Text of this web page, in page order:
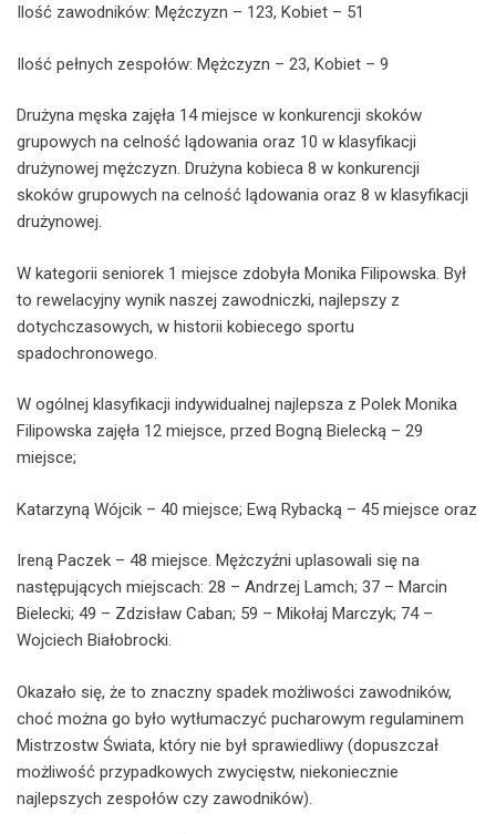
Ilość zawodników: Mężczyzn – 123, Kobiet – 51
Ilość pełnych zespołów: Mężczyzn – 23, Kobiet – 9
Drużyna męska zajęła 14 miejsce w konkurencji skoków
grupowych na celność lądowania oraz 10 w klasyfikacji
drużynowej mężczyzn. Drużyna kobieca 8 w konkurencji
skoków grupowych na celność lądowania oraz 8 w klasyfikacji
drużynowej.
W kategorii seniorek 1 miejsce zdobyła Monika Filipowska. Był
to rewelacyjny wynik naszej zawodniczki, najlepszy z
dotychczasowych, w historii kobiecego sportu
spadochronowego.
W ogólnej klasyfikacji indywidualnej najlepsza z Polek Monika
Filipowska zajęła 12 miejsce, przed Bogną Bielecką – 29
miejsce;
Katarzyną Wójcik – 40 miejsce; Ewą Rybacką – 45 miejsce oraz
Ireną Paczek – 48 miejsce. Mężczyźni uplasowali się na
następujących miejscach: 28 – Andrzej Lamch; 37 – Marcin
Bielecki; 49 – Zdzisław Caban; 59 – Mikołaj Marczyk; 74 –
Wojciech Białobrocki.
Okazało się, że to znaczny spadek możliwości zawodników,
choć można go było wytłumaczyć pucharowym regulaminem
Mistrzostw Świata, który nie był sprawiedliwy (dopuszczał
możliwość przypadkowych zwycięstw, niekoniecznie
najlepszych zespołów czy zawodników).